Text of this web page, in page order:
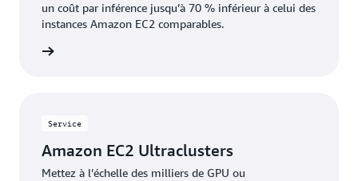
un coût par inférence jusqu’à 70 % inférieur à celui des
instances Amazon EC2 comparables.
Service
Amazon EC2 Ultraclusters
Mettez à l’échelle des milliers de GPU ou